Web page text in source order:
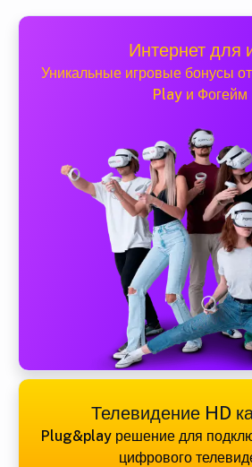
Интернет для
Уникальные игровые бонусы
Play и Фогейм
Телевидение HD
Plug&play решение для
цифрового